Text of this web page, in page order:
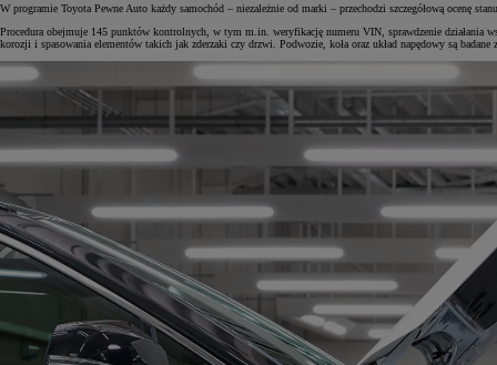
W programie Toyota Pewne Auto każdy samochód – niezależnie od marki – przechodzi szczegółową ocenę
Procedura obejmuje 145 punktów kontrolnych, w tym m.in. weryfikację numeru VIN, sprawdzenie działania
korozji i spasowania elementów takich jak zderzaki czy drzwi. Podwozie, koła oraz układ napędowy są